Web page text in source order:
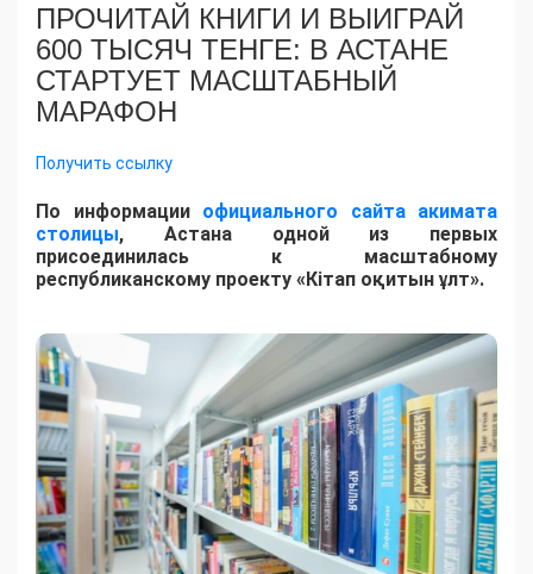
ПРОЧИТАЙ КНИГИ И ВЫИГРАЙ
600 ТЫСЯЧ ТЕНГЕ: В АСТАНЕ
СТАРТУЕТ МАСШТАБНЫЙ
МАРАФОН
Получить ссылку
По информации официального сайта акимата
столицы, Астана одной из первых
присоединилась к масштабному
республиканскому проекту «Кітап оқитын ұлт».